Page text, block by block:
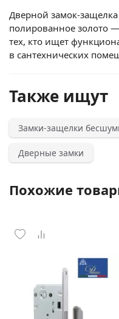
Дверной замок-защелка
полированное золото
тех, кто ищет
в сантехнических
Также ищут
Замки-защелки
Дверные замки
Похожие